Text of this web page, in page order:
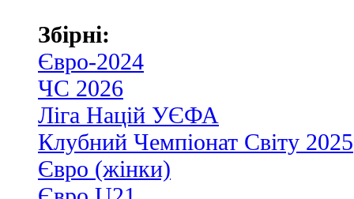
Збірні:
Євро-2024
ЧС 2026
Ліга Націй УЄФА
Клубний Чемпіонат Світу 2025
Євро (жінки)